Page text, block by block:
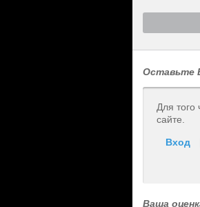
Оставьте
Для того
сайте.
Вход
Ваша